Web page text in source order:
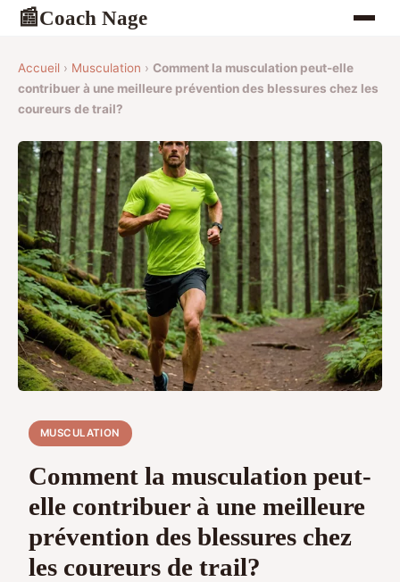
📰Coach Nage
Accueil › Musculation › Comment la musculation peut-elle
contribuer à une meilleure prévention des blessures chez les
coureurs de trail?
MUSCULATION
Comment la musculation peut-
elle contribuer à une meilleure
prévention des blessures chez
les coureurs de trail?